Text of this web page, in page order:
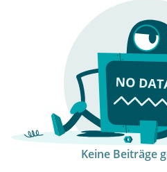
Keine Beiträge